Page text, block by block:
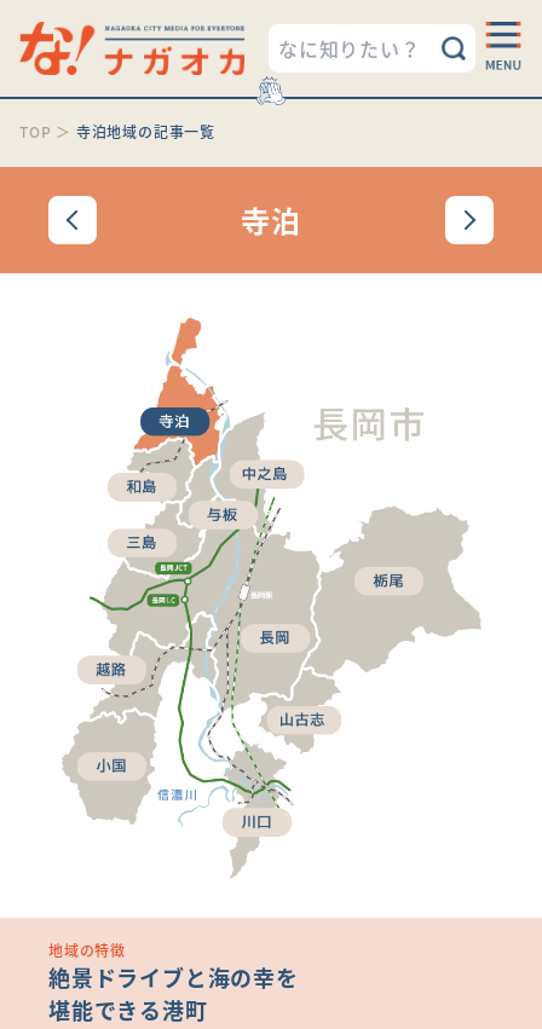
TOP ＞ 寺泊地域の記事一覧
寺泊
地域の特徴
絶景ドライブと海の幸を
堪能できる港町